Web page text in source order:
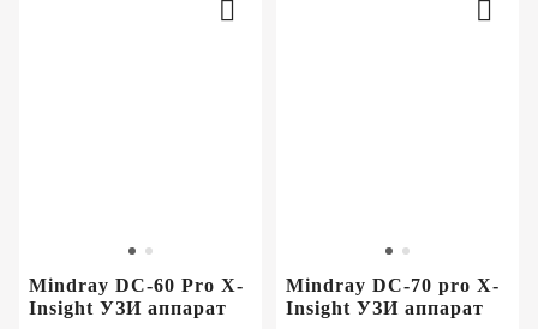
Mindray DC-60 Pro X-
Insight УЗИ аппарат
Mindray DC-70 pro X-
Insight УЗИ аппарат